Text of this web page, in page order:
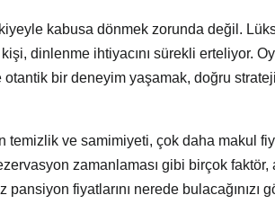
kabusa dönmek zorunda değil.
dinlenme ihtiyacını sürekli erteliyor.
bir deneyim yaşamak, doğru
temizlik ve samimiyeti, çok daha makul
zamanlaması gibi birçok faktör,
pansiyon fiyatlarını nerede bulacağınızı